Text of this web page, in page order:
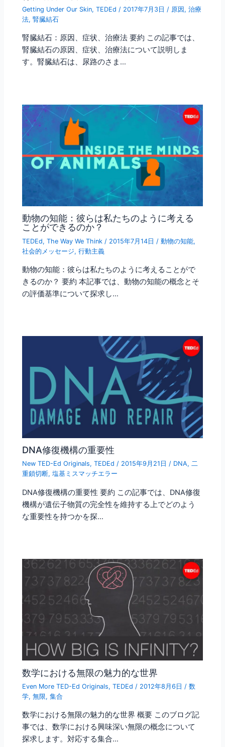
Getting Under Our Skin,TEDEd / 2017年7月3日 / 原因 ,治療
法,腎臓結石
腎臓結石：原因、症状、治療法 要約 この記事では、
腎臓結石の原因、症状、治療法について説明しま
す。腎臓結石は、尿路のさま…
動物の知能：彼らは私たちのように考える
ことができるのか？
TEDEd,The Way We Think / 2015年7月14日 /動物の知能,
社会的メッセージ,行動主義
動物の知能：彼らは私たちのように考えることがで
きるのか？ 要約 本記事では、動物の知能の概念とそ
の評価基準について探求し…
DNA修復機構の重要性
New TED-Ed Originals,TEDEd / 2015年9月21日/ DNA,二
重鎖切断,塩基ミスマッチエラー
DNA修復機構の重要性 要約 この記事では、DNA修復
機構が遺伝子物質の完全性を維持する上でどのよう
な重要性を持つかを探…
数学における無限の魅力的な世界
Even More TED-Ed Originals,TEDEd / 2012年8月6日 /数
学,無限,集合
数学における無限の魅力的な世界 概要 このブログ記
事では、数学における興味深い無限の概念について
探求します。対応する集合…